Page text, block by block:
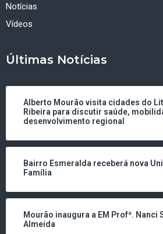
Notícias
Vídeos
Últimas Notícias
Alberto Mourão visita cidades do
Ribeira para discutir saúde,
desenvolvimento regional
Bairro Esmeralda receberá nova
Família
Mourão inaugura a EM Profª. Nanci
Almeida